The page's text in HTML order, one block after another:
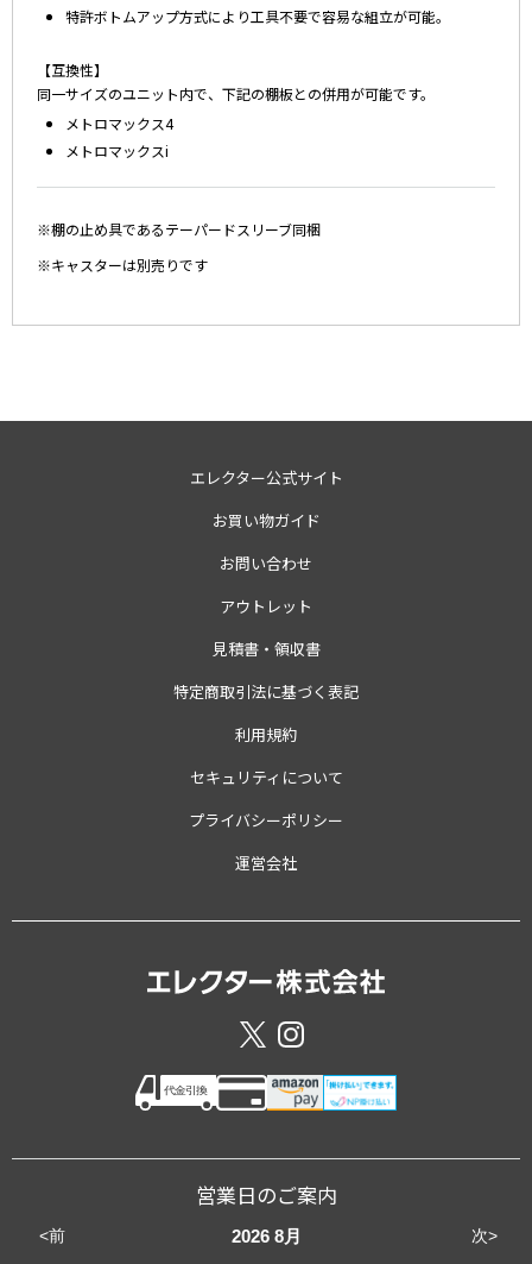
特許ボトムアップ方式により工具不要で容易な組立が可能。
【互換性】
同一サイズのユニット内で、下記の棚板との併用が可能です。
メトロマックス4
メトロマックスi
※棚の止め具であるテーパードスリーブ同梱
※キャスターは別売りです
エレクター公式サイト
お買い物ガイド
お問い合わせ
アウトレット
見積書・領収書
特定商取引法に基づく表記
利用規約
セキュリティについて
プライバシーポリシー
運営会社
営業日のご案内
<前 次>
2026 8月